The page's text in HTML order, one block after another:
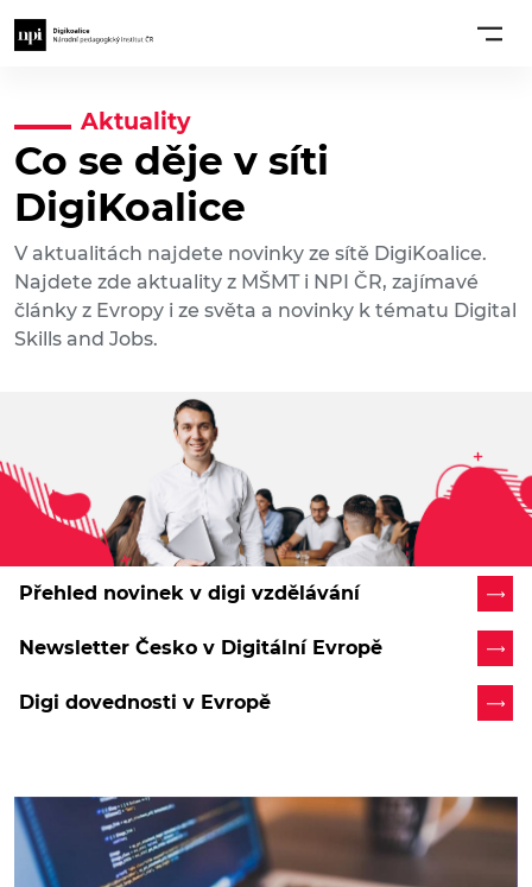
Aktuality
Co se děje v síti
DigiKoalice
V aktualitách najdete novinky ze sítě DigiKoalice.
Najdete zde aktuality z MŠMT i NPI ČR, zajímavé
články z Evropy i ze světa a novinky k tématu Digital
Skills and Jobs.
Přehled novinek v digi vzdělávání
Newsletter Česko v Digitální Evropě
Digi dovednosti v Evropě